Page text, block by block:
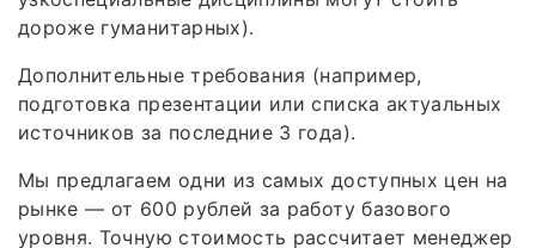
дороже гуманитарных).
Дополнительные требования (например,
подготовка презентации или списка актуальных
источников за последние 3 года).
Мы предлагаем одни из самых доступных цен на
рынке — от 600 рублей за работу базового
уровня. Точную стоимость рассчитает менеджер